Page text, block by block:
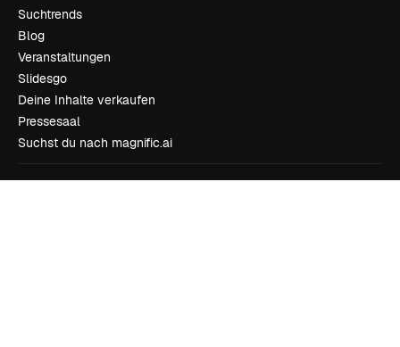
Suchtrends
Blog
Veranstaltungen
Slidesgo
Deine Inhalte verkaufen
Pressesaal
Suchst du nach magnific.ai
Kontakt aufnehmen